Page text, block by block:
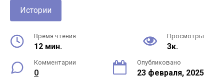
Истории
Время чтения
12 мин.
Просмотры
3к.
Комментарии
0
Опубликовано
23 февраля, 2025